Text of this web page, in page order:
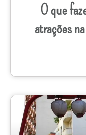
O que
atrações